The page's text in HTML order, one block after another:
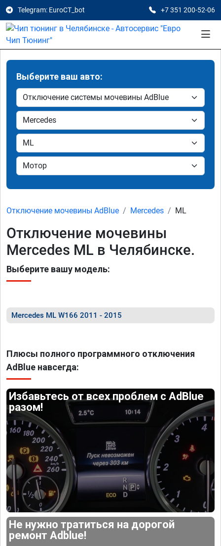
Telegram: EuroCT_bot +7 351 200-52-06
Выберите ваш авто:
Отключение мочевины AdBlue Mercedes ML
Отключение мочевины
Mercedes ML в Челябинске.
Выберите вашу модель:
Mercedes ML W166 2011 - 2015
Плюсы полного программного отключения
AdBlue навсегда:
Избавьтесь от всех проблем с AdBlue
разом!
Не нужно тратиться на дорогой
ремонт Adblue!